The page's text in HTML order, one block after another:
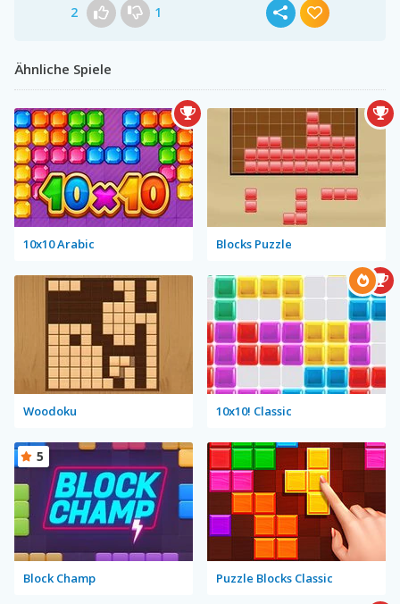
2 1
Ähnliche Spiele
10x10 Arabic Blocks Puzzle
Woodoku 10x10! Classic
Block Champ
5
Puzzle Blocks Classic